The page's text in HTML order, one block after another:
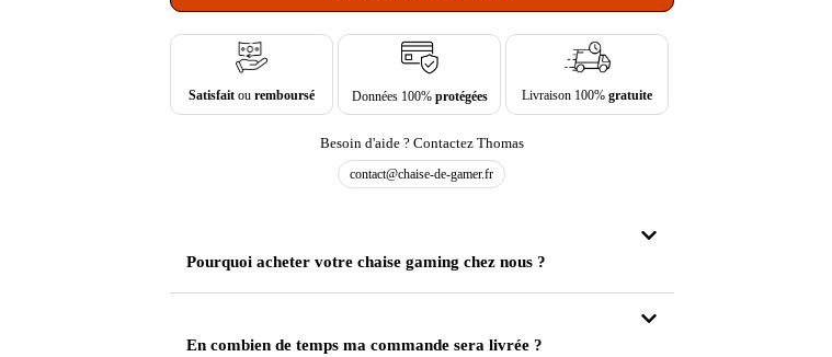
Satisfait ouremboursé Données 100% protégées Livraison 100%gratuite
Besoin d'aide ? Contactez Thomas
contact@chaise-de-gamer.fr
Pourquoi acheter votre chaise gaming chez nous ?
En combien de temps ma commande sera livrée ?